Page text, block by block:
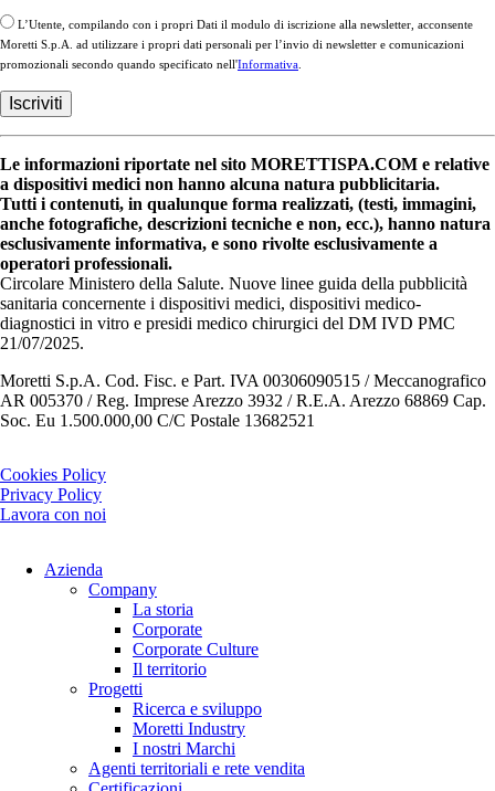
L’Utente, compilando con i propri Dati il modulo di iscrizione alla newsletter, acconsente
Moretti S.p.A. ad utilizzare i propri dati personali per l’invio di newsletter e comunicazioni
promozionali secondo quando specificato nell'Informativa
Le informazioni riportate nel sito MORETTISPA.COM e relative
a dispositivi medici non hanno alcuna natura pubblicitaria.
Tutti i contenuti, in qualunque forma realizzati, (testi, immagini,
anche fotografiche, descrizioni tecniche e non, ecc.), hanno natura
esclusivamente informativa, e sono rivolte esclusivamente a
operatori professionali.
Circolare Ministero della Salute. Nuove linee guida della pubblicità
sanitaria concernente i dispositivi medici, dispositivi medico-
diagnostici in vitro e presidi medico chirurgici del DM IVD PMC
21/07/2025.
Moretti S.p.A. Cod. Fisc. e Part. IVA 00306090515 / Meccanografico
AR 005370 / Reg. Imprese Arezzo 3932 / R.E.A. Arezzo 68869 Cap.
Soc. Eu 1.500.000,00 C/C Postale 13682521
Cookies Policy
Privacy Policy
Lavora con noi
Azienda
Company
La storia
Corporate
Corporate Culture
Il territorio
Progetti
Ricerca e sviluppo
Moretti Industry
I nostri Marchi
Agenti territoriali e rete vendita